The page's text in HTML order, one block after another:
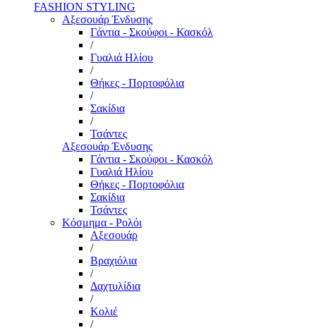
FASHION STYLING
Αξεσουάρ Ένδυσης
Γάντια - Σκούφοι - Κασκόλ
/
Γυαλιά Ηλίου
/
Θήκες - Πορτοφόλια
/
Σακίδια
/
Τσάντες
Αξεσουάρ Ένδυσης
Γάντια - Σκούφοι - Κασκόλ
Γυαλιά Ηλίου
Θήκες - Πορτοφόλια
Σακίδια
Τσάντες
Κόσμημα - Ρολόι
Αξεσουάρ
/
Βραχιόλια
/
Δαχτυλίδια
/
Κολιέ
/